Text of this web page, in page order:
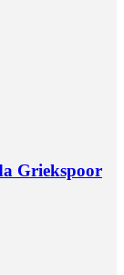
Griekspoor